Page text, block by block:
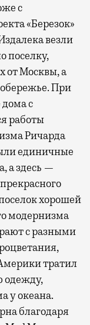
с
«Березок»
везли
поселку,
от Москвы, а
При
с
работы
Ричарда
единичные
а здесь —
хорошей
модернизма
с разными
тратил
одежду,
у океана.
благодаря